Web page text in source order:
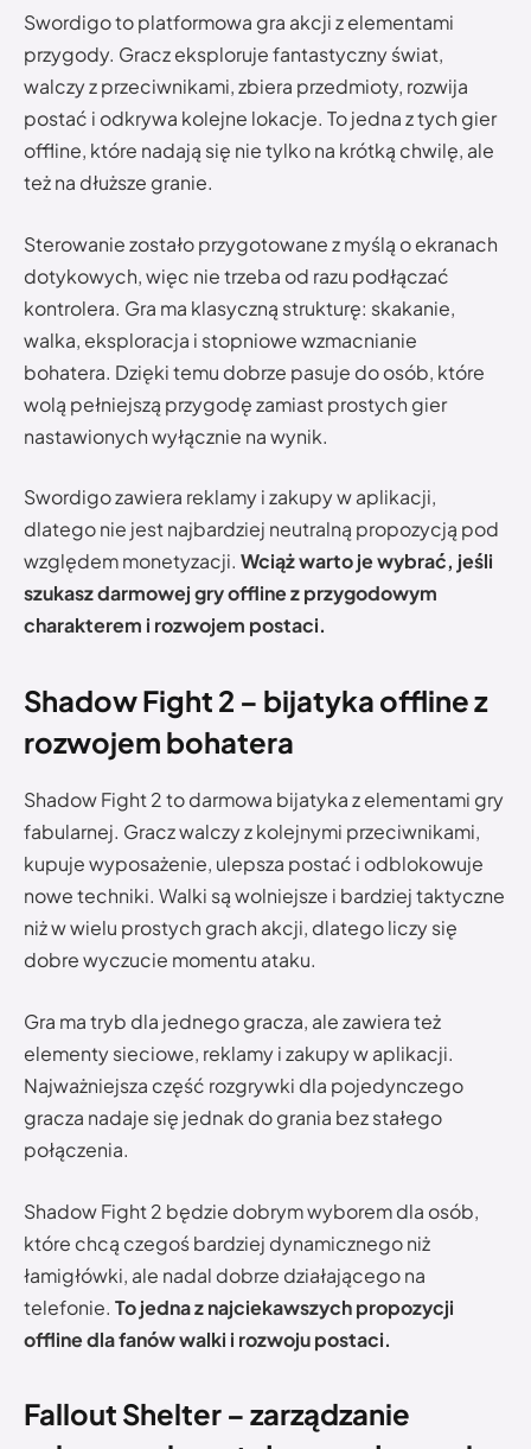
Swordigo to platformowa gra akcji z elementami
przygody. Gracz eksploruje fantastyczny świat,
walczy z przeciwnikami, zbiera przedmioty, rozwija
postać i odkrywa kolejne lokacje. To jedna z tych gier
offline, które nadają się nie tylko na krótką chwilę, ale
też na dłuższe granie.
Sterowanie zostało przygotowane z myślą o ekranach
dotykowych, więc nie trzeba od razu podłączać
kontrolera. Gra ma klasyczną strukturę: skakanie,
walka, eksploracja i stopniowe wzmacnianie
bohatera. Dzięki temu dobrze pasuje do osób, które
wolą pełniejszą przygodę zamiast prostych gier
nastawionych wyłącznie na wynik.
Swordigo zawiera reklamy i zakupy w aplikacji,
dlatego nie jest najbardziej neutralną propozycją pod
względem monetyzacji. Wciąż warto je wybrać, jeśli
szukasz darmowej gry offline z przygodowym
charakterem i rozwojem postaci.
Shadow Fight 2 – bijatyka offline z
rozwojem bohatera
Shadow Fight 2 to darmowa bijatyka z elementami gry
fabularnej. Gracz walczy z kolejnymi przeciwnikami,
kupuje wyposażenie, ulepsza postać i odblokowuje
nowe techniki. Walki są wolniejsze i bardziej taktyczne
niż w wielu prostych grach akcji, dlatego liczy się
dobre wyczucie momentu ataku.
Gra ma tryb dla jednego gracza, ale zawiera też
elementy sieciowe, reklamy i zakupy w aplikacji.
Najważniejsza część rozgrywki dla pojedynczego
gracza nadaje się jednak do grania bez stałego
połączenia.
Shadow Fight 2 będzie dobrym wyborem dla osób,
które chcą czegoś bardziej dynamicznego niż
łamigłówki, ale nadal dobrze działającego na
telefonie. To jedna z najciekawszych propozycji
offline dla fanów walki i rozwoju postaci.
Fallout Shelter – zarządzanie